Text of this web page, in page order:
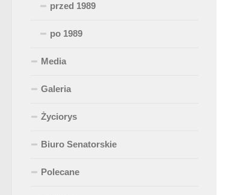
przed 1989
po 1989
Media
Galeria
Życiorys
Biuro Senatorskie
Polecane